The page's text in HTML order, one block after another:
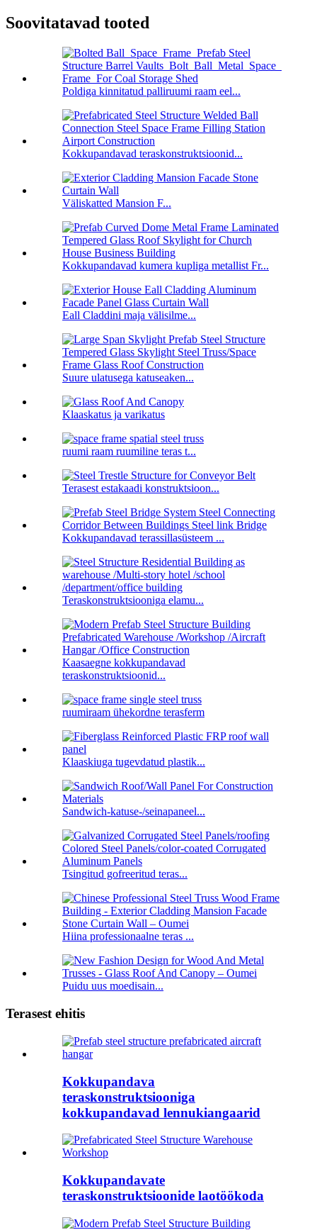
Soovitatavad tooted
Poldiga kinnitatud palliruumi raam eel...
Kokkupandavad teraskonstruktsioonid...
Väliskatted Mansion F...
Kokkupandavad kumera kupliga metallist Fr...
Eall Claddini maja välisilme...
Suure ulatusega katuseaken...
Klaaskatus ja varikatus
ruumi raam ruumiline teras t...
Terasest estakaadi konstruktsioon...
Kokkupandavad terassillasüsteem ...
Teraskonstruktsiooniga elamu...
Kaasaegne kokkupandavad
teraskonstruktsioonid...
ruumiraam ühekordne terasferm
Klaaskiuga tugevdatud plastik...
Sandwich-katuse-/seinapaneel...
Tsingitud gofreeritud teras...
Hiina professionaalne teras ...
Puidu uus moedisain...
Terasest ehitis
Kokkupandava
teraskonstruktsiooniga
kokkupandavad lennukiangaarid
Kokkupandavate
teraskonstruktsioonide laotöökoda